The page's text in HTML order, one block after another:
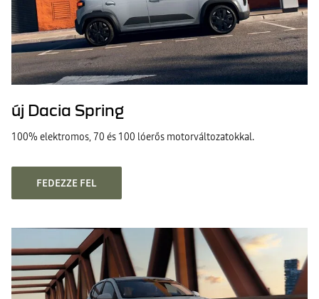
új Dacia Spring
100% elektromos, 70 és 100 lóerős motorváltozatokkal.
FEDEZZE FEL